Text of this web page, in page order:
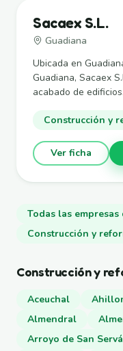
Sacaex S.L.
Guadiana
Ubicada en
Guadiana, Sacaex
acabado de
Construcción y
Ver ficha
Todas las empresas
Construcción y
Construcción y
Aceuchal
Almendral
Arroyo de San